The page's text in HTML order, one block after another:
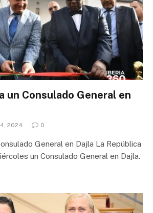
un Consulado General en
2024 0
General en Dajla La República
un Consulado General en Dajla.